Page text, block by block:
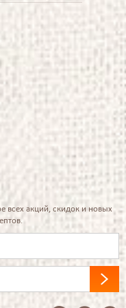
всех акций, скидок и новых